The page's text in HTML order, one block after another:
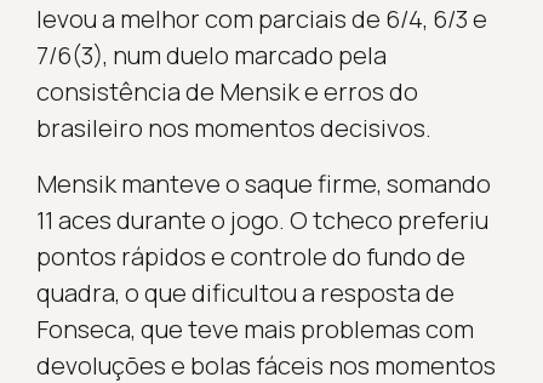
levou a melhor com parciais de 6/4, 6/3 e
7/6(3), num duelo marcado pela
consistência de Mensik e erros do
brasileiro nos momentos decisivos.
Mensik manteve o saque firme, somando
11 aces durante o jogo. O tcheco preferiu
pontos rápidos e controle do fundo de
quadra, o que dificultou a resposta de
Fonseca, que teve mais problemas com
devoluções e bolas fáceis nos momentos